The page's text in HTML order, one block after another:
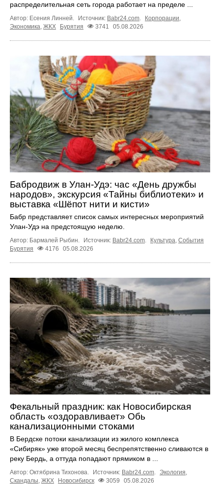
распределительная сеть города работает на пределе ...
Автор: Есения Линней. Источник: Babr24.com. Корпорации,
Экономика, ЖКХ Бурятия 3741 05.08.2026
Бабродвиж в Улан-Удэ: час «День дружбы
народов», экскурсия «Тайны библиотеки» и
выставка «Шёпот нити и кисти»
Бабр представляет список самых интересных мероприятий
Улан-Удэ на предстоящую неделю.
Автор: Бармалей Рыбин. Источник: Babr24.com. Культура, События
Бурятия
4176 05.08.2026
Фекальный праздник: как Новосибирская
область «оздоравливает» Обь
канализационными стоками
В Бердске потоки канализации из жилого комплекса
«Сибиряк» уже второй месяц беспрепятственно сливаются в
реку Бердь, а оттуда попадают прямиком в ...
Автор: Октябрина Тихонова. Источник: Babr24.com Экология
Скандалы ЖКХ Новосибирск 3059 05.08.2026